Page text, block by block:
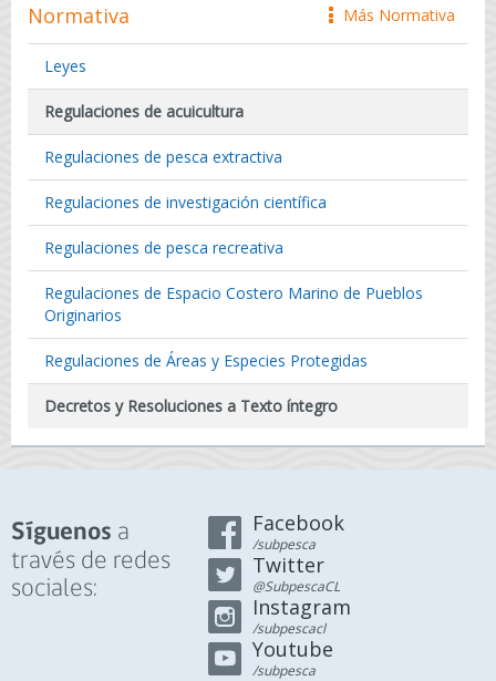
icono
Más Normativa
Normativa
Leyes
Regulaciones de acuicultura
Regulaciones de pesca extractiva
Regulaciones de investigación científica
Regulaciones de pesca recreativa
Regulaciones de Espacio Costero Marino de Pueblos
Originarios
Regulaciones de Áreas y Especies Protegidas
Decretos y Resoluciones a Texto íntegro
Síguenos a
través de redes
sociales:
Facebook
/subpesca
Twitter
@SubpescaCL
Instagram
/subpescacl
Youtube
/subpesca